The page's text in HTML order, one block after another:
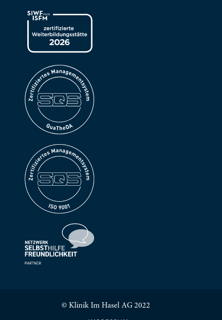
© Klinik Im Hasel AG 2022